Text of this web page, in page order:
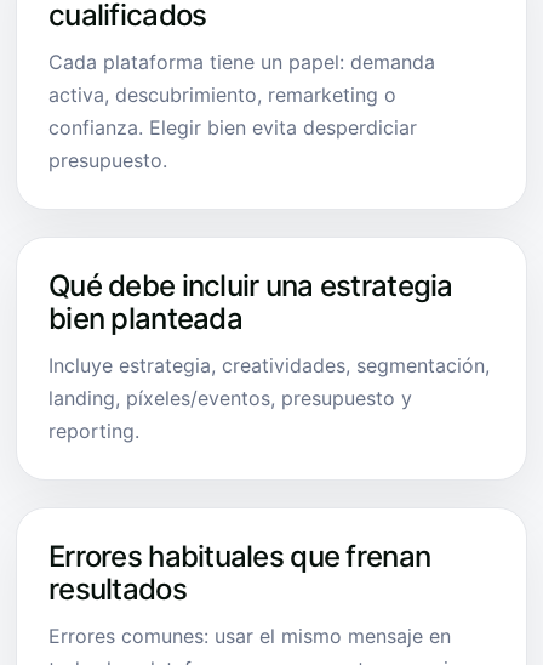
cualificados
Cada plataforma tiene un papel: demanda
activa, descubrimiento, remarketing o
confianza. Elegir bien evita desperdiciar
presupuesto.
Qué debe incluir una estrategia
bien planteada
Incluye estrategia, creatividades, segmentación,
landing, píxeles/eventos, presupuesto y
reporting.
Errores habituales que frenan
resultados
Errores comunes: usar el mismo mensaje en